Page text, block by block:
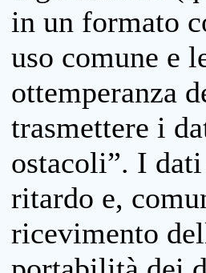
in un formato
uso comune e
ottemperanza
trasmettere i
ostacoli”. I
ritardo e,
ricevimento